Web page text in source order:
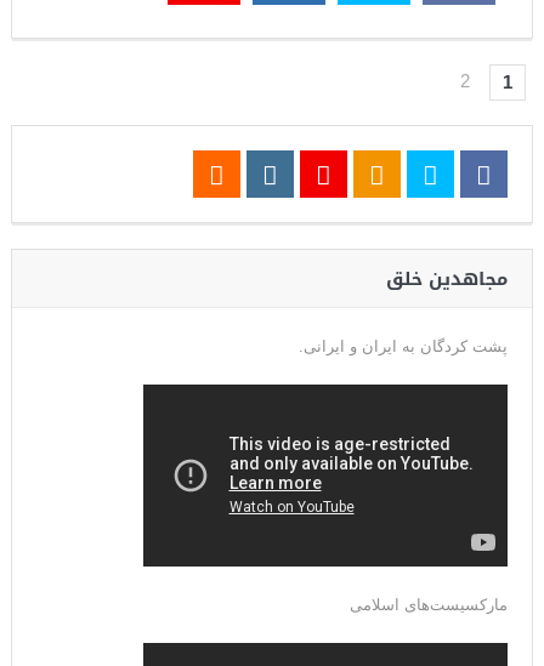
1
2
مجاهدین خلق
پشت کردگان به ایران و ایرانی.
مارکسیست‌های اسلامی